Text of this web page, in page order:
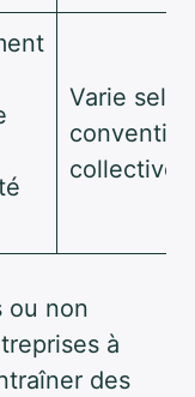
Varie selon
collectives
ou non
à
des